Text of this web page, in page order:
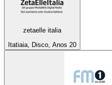
zetaelle italia
Itatiaia, Disco, Anos 20